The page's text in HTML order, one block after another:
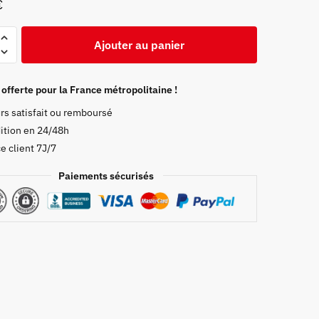
Ajouter au panier
pour la France métropolitaine !
satisfait ou remboursé
en 24/48h
client 7J/7
Paiements sécurisés